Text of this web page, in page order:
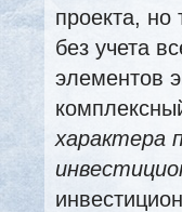
проекта, но
без учета
элементов
характера